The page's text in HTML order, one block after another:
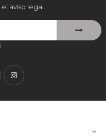
aviso legal.
TwitterInstagram
